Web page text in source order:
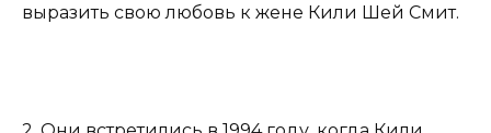
выразить свою любовь к жене Кили Шей Смит.